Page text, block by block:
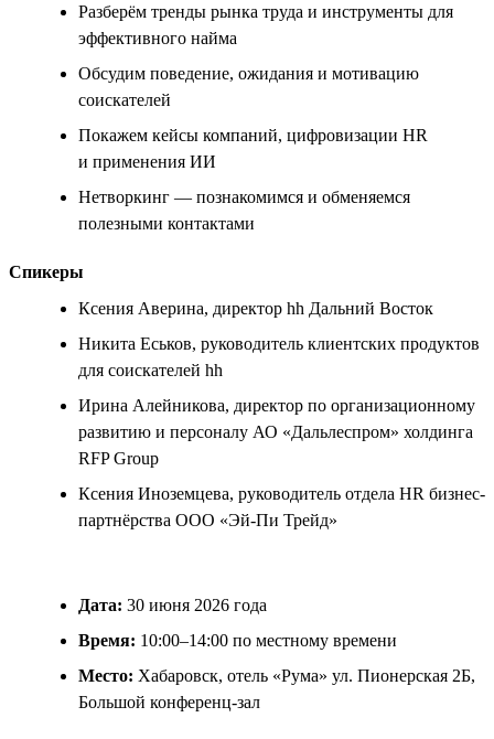
Разберём тренды рынка труда и инструменты для
эффективного найма
Обсудим поведение, ожидания и мотивацию
соискателей
Покажем кейсы компаний, цифровизации HR
и применения ИИ
Нетворкинг — познакомимся и обменяемся
полезными контактами
Спикеры
Ксения Аверина, директор hh Дальний Восток
Никита Еськов, руководитель клиентских продуктов
для соискателей hh
Ирина Алейникова, директор по организационному
развитию и персоналу АО «Дальлеспром» холдинга
RFP Group
Ксения Иноземцева, руководитель отдела HR бизнес-
партнёрства ООО «Эй-Пи Трейд»
Дата: 30 июня 2026 года
Время: 10:00–14:00 по местному времени
Место: Хабаровск, отель «Рума» ул. Пионерская 2Б,
Большой конференц-зал